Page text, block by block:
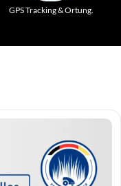
GPS Tracking & Ortung.